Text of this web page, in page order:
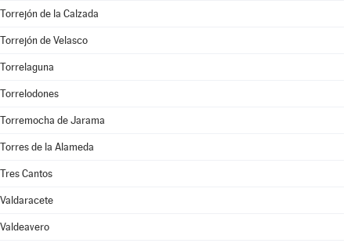
Torrejón de la Calzada
Torrejón de Velasco
Torrelaguna
Torrelodones
Torremocha de Jarama
Torres de la Alameda
Tres Cantos
Valdaracete
Valdeavero